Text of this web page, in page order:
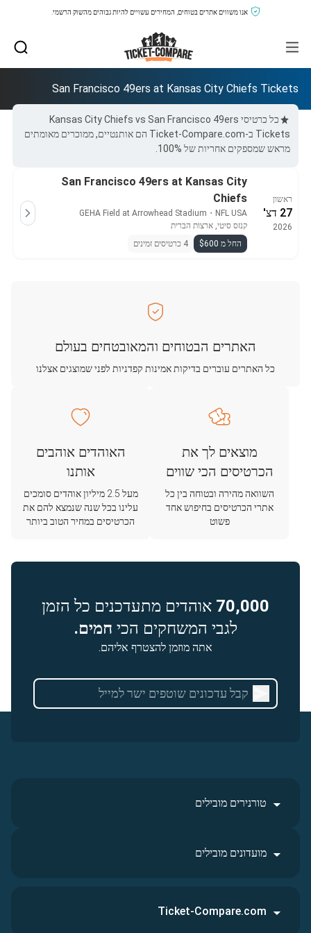
אנו משווים אתרים בטוחים, המחירים עשויים להיות גבוהים מהשוק הרשמי.
San Francisco 49ers at Kansas City Chiefs Tickets
כל כרטיסי Kansas City Chiefs vs San Francisco 49ers
Tickets ב-Ticket-Compare.com הם אותנטיים, ממוכרים מאומתים
מראש שמספקים אחריות של 100%.
ראשון
27 דצ'
2026
San Francisco 49ers at Kansas City
Chiefs
NFL USA
・
GEHA Field at Arrowhead Stadium
קנזס סיטי, ארצות הברית
החל מ $600
4 כרטיסים זמינים
האתרים הבטוחים והמאובטחים בעולם
כל האתרים עוברים בדיקות אמינות קפדניות לפני שמוצגים אצלנו
מוצאים לך את
הכרטיסים הכי שווים
השוואה מהירה ובטוחה בין כל
אתרי הכרטיסים בחיפוש אחד
פשוט
האוהדים אוהבים
אותנו
מעל 2.5 מיליון אוהדים סומכים
עלינו בכל שנה שנמצא להם את
הכרטיסים במחיר הטוב ביותר
70,000 אוהדים מתעדכנים כל הזמן
לגבי המשחקים הכי חמים.
אתה מוזמן להצטרף אליהם.
טורנירים מובילים
מועדונים מובילים
Ticket-Compare.com